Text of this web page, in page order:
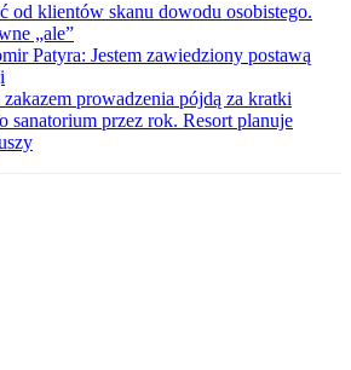
od klientów skanu dowodu osobistego.
„ale”
Patyra: Jestem zawiedziony postawą
prowadzenia pójdą za kratki
sanatorium przez rok. Resort planuje